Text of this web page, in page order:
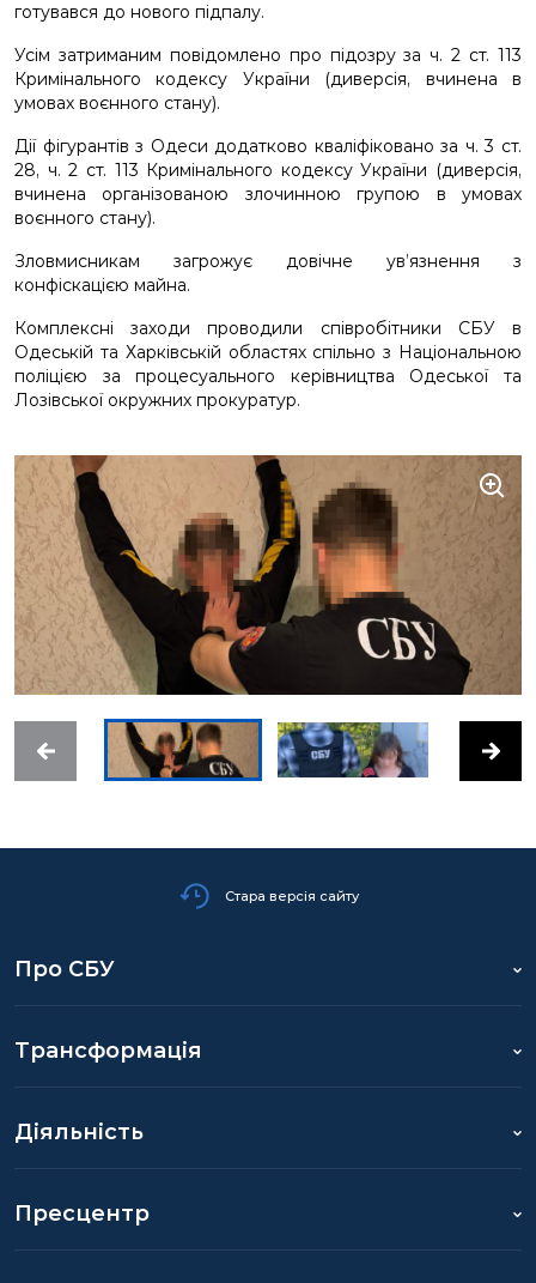
готувався до нового підпалу.
Усім затриманим повідомлено про підозру за ч. 2 ст. 113
Кримінального кодексу України (диверсія, вчинена в
умовах воєнного стану).
Дії фігурантів з Одеси додатково кваліфіковано за ч. 3 ст.
28, ч. 2 ст. 113 Кримінального кодексу України (диверсія,
вчинена організованою злочинною групою в умовах
воєнного стану).
Зловмисникам загрожує довічне ув’язнення з
конфіскацією майна.
Комплексні заходи проводили співробітники СБУ в
Одеській та Харківській областях спільно з Національною
поліцією за процесуального керівництва Одеської та
Лозівської окружних прокуратур.
Стара версія сайту
Про СБУ
Трансформація
Діяльність
Пресцентр